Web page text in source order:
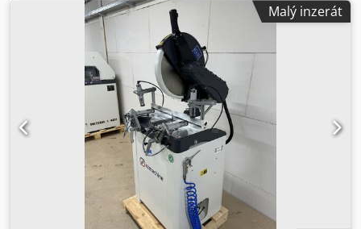
Malý inzerát